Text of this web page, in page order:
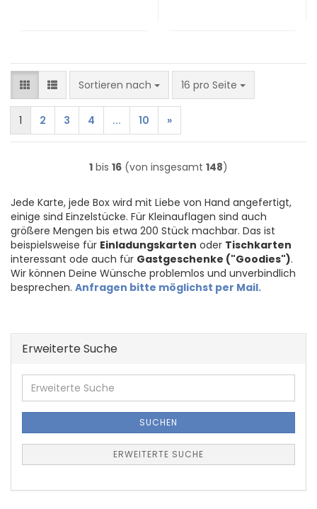
Sortieren nach
Sortieren nach 16 pro Seite
pro Seite
1 2 3 4 ... 10 »
1 bis 16 (von insgesamt 148)
Jede Karte, jede Box wird mit Liebe von Hand angefertigt,
einige sind Einzelstücke. Für Kleinauflagen sind auch
größere Mengen bis etwa 200 Stück machbar. Das ist
beispielsweise für Einladungskarten oder Tischkarten
interessant ode auch für Gastgeschenke ("Goodies").
Wir können Deine Wünsche problemlos und unverbindlich
besprechen. Anfragen bitte möglichst per Mail.
Erweiterte Suche
Erweiterte
Suche
SUCHEN
ERWEITERTE SUCHE